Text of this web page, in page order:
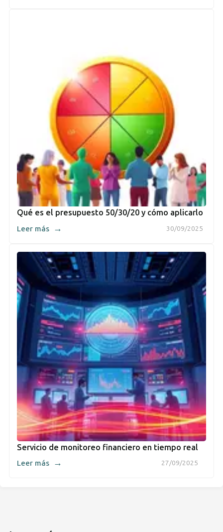
Qué es el presupuesto 50/30/20 y cómo aplicarlo
30/09/2025
Leer más →
Servicio de monitoreo financiero en tiempo real
27/09/2025
Leer más →